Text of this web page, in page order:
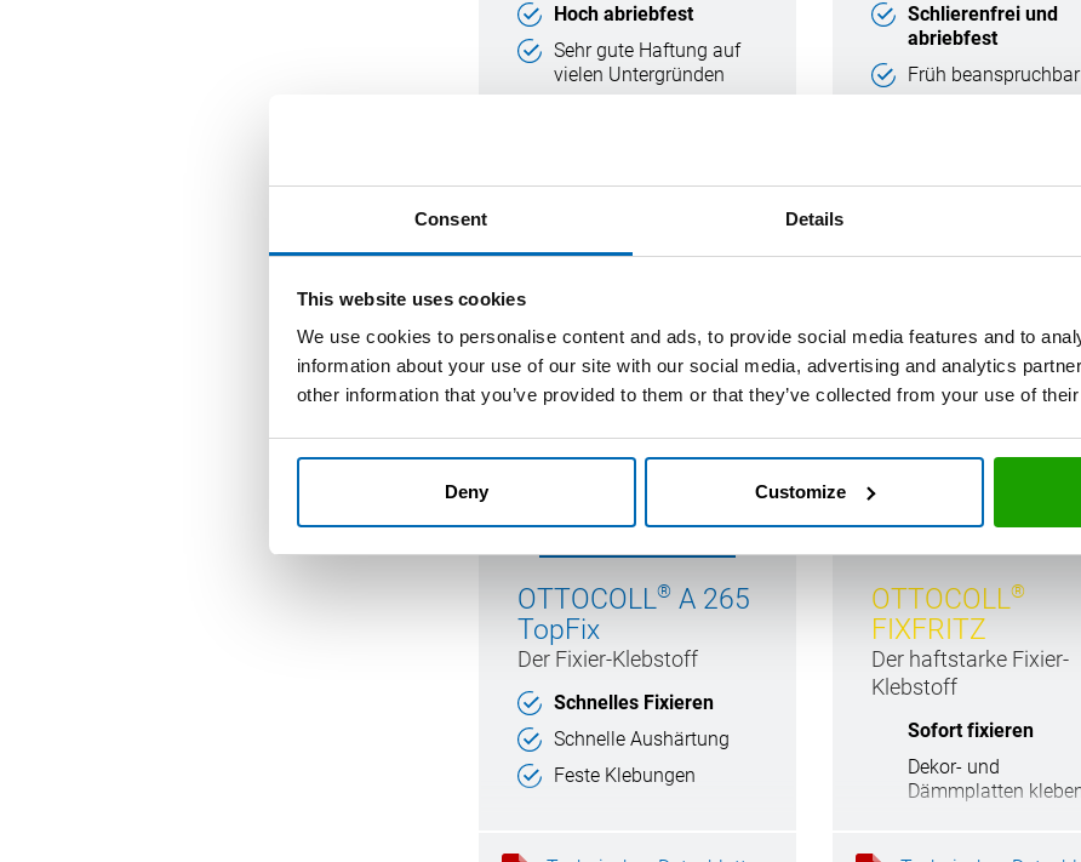
Consent Details
This website uses cookies
We use cookies to personalise content and ads, to provide social media features and to
information about your use of our site with our social media, advertising and analytics
other information that you’ve provided to them or that they’ve collected from your use of
Deny Customize
Hoch abriebfest
Sehr gute Haftung auf
vielen Untergründen
Technisches Datenblatt
Schlierenfrei und
abriebfest
Früh beanspruchbar
Technisches
OTTOCOLL®A 265
TopFix
Der Fixier-Klebstoff
Schnelles Fixieren
Schnelle Aushärtung
Feste Klebungen
OTTOCOLL®
FIXFRITZ
Der haftstarke Fixier-
Klebstoff
Sofort fixieren
Dekor- und
Dämmplatten